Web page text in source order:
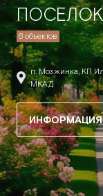
6 объектов
п. Мозжинка, КП
МКАД